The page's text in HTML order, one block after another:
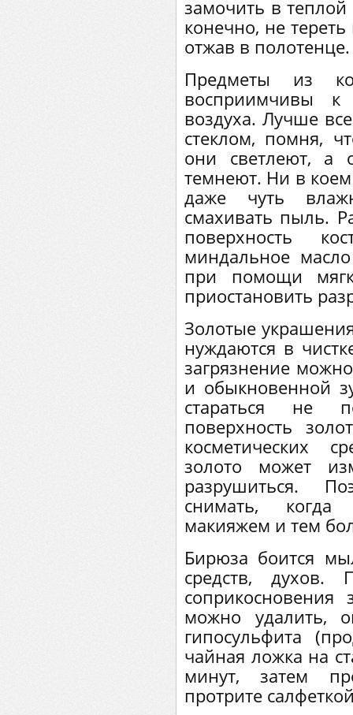
замочить в
конечно, не
отжав в полотенце.
Предметы из
восприимчивы
воздуха. Лучше
стеклом, помня,
они светлеют, а
темнеют. Ни в коем
даже чуть
смахивать пыль.
поверхность
миндальное
при помощи
приостановить
Золотые
нуждаются в
загрязнение
и обыкновенной
стараться не
поверхность
косметических
золото может
разрушиться.
снимать,
макияжем и тем
Бирюза боится
средств, духов.
соприкосновения
можно удалить,
гипосульфита
чайная ложка на
минут, затем
протрите